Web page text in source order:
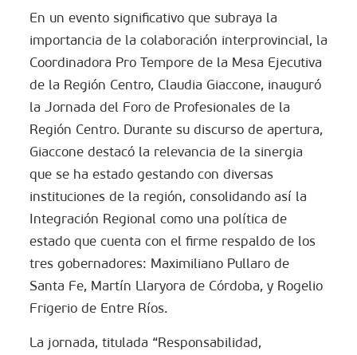
En un evento significativo que subraya la
importancia de la colaboración interprovincial, la
Coordinadora Pro Tempore de la Mesa Ejecutiva
de la Región Centro, Claudia Giaccone, inauguró
la Jornada del Foro de Profesionales de la
Región Centro. Durante su discurso de apertura,
Giaccone destacó la relevancia de la sinergia
que se ha estado gestando con diversas
instituciones de la región, consolidando así la
Integración Regional como una política de
estado que cuenta con el firme respaldo de los
tres gobernadores: Maximiliano Pullaro de
Santa Fe, Martín Llaryora de Córdoba, y Rogelio
Frigerio de Entre Ríos.
La jornada, titulada “Responsabilidad,